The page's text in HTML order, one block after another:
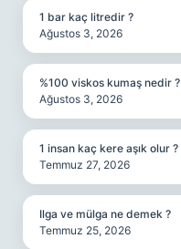
1 bar kaç litredir ?
Ağustos 3, 2026
%100 viskos kumaş nedir ?
Ağustos 3, 2026
1 insan kaç kere aşık olur ?
Temmuz 27, 2026
Ilga ve mülga ne demek ?
Temmuz 25, 2026